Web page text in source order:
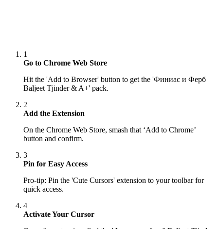
1
Go to Chrome Web Store
Hit the 'Add to Browser' button to get the 'Финиас и Ферб
Baljeet Tjinder & A+' pack.
2
Add the Extension
On the Chrome Web Store, smash that ‘Add to Chrome’
button and confirm.
3
Pin for Easy Access
Pro-tip: Pin the 'Cute Cursors' extension to your toolbar for
quick access.
4
Activate Your Cursor